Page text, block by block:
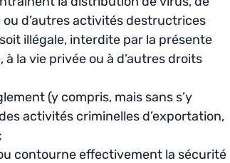
d’autres activités destructrices
illégale, interdite par la présente
la vie privée ou à d’autres droits
(y compris, mais sans s’y
activités criminelles d’exportation,
contourne effectivement la sécurité